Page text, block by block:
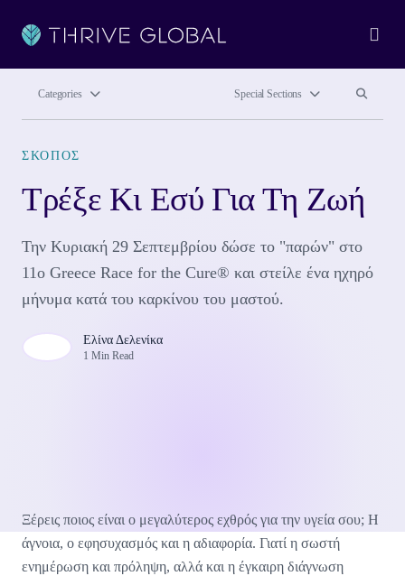
Categories Special Sections Search site
ΣΚΟΠΌΣ
Τρέξε Κι Εσύ Για Τη Ζωή
Την Κυριακή 29 Σεπτεμβρίου δώσε το "παρών" στο
11ο Greece Race for the Cure® και στείλε ένα ηχηρό
μήνυμα κατά του καρκίνου του μαστού.
Ελίνα Δελενίκα
1 Min Read
Ξέρεις ποιος είναι ο μεγαλύτερος εχθρός για την υγεία σου; Η
άγνοια, ο εφησυχασμός και η αδιαφορία. Γιατί η σωστή
ενημέρωση και πρόληψη, αλλά και η έγκαιρη διάγνωση